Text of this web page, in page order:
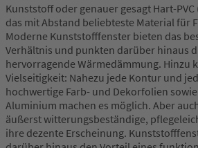
Kunststoff oder genauer gesagt Hart-PVC
das mit Abstand beliebteste Material für
Moderne Kunststofffenster bieten das
Verhältnis und punkten darüber hinaus
hervorragende Wärmedämmung. Hinzu
Vielseitigkeit: Nahezu jede Kontur und
hochwertige Farb- und Dekorfolien
Aluminium machen es möglich. Aber
äußerst witterungsbeständige,
ihre dezente Erscheinung.